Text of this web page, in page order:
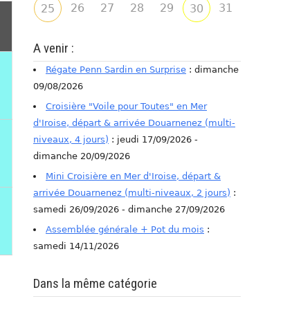
25 26 27 28 29 30 31
A venir :
Régate Penn Sardin en Surprise : dimanche
09/08/2026
Croisière "Voile pour Toutes" en Mer
d'Iroise, départ & arrivée Douarnenez (multi-
niveaux, 4 jours) : jeudi 17/09/2026 -
dimanche 20/09/2026
Mini Croisière en Mer d'Iroise, départ &
arrivée Douarnenez (multi-niveaux, 2 jours) :
samedi 26/09/2026 - dimanche 27/09/2026
Assemblée générale + Pot du mois :
samedi 14/11/2026
Dans la même catégorie